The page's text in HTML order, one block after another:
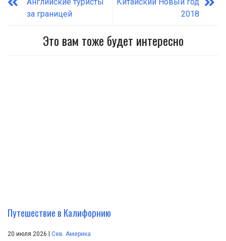
за границей
2018
Это вам тоже будет интересно
Путешествие в Калифорнию
20 июля 2026 Сев. Америка